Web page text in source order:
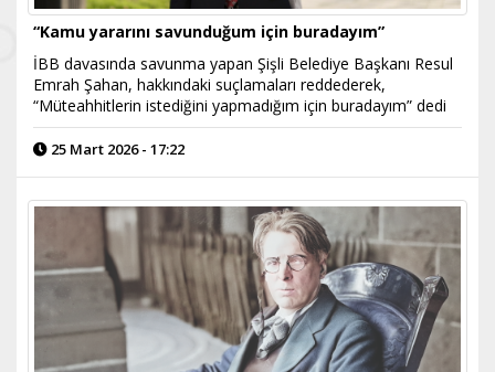
“Kamu yararını savunduğum için buradayım”
İBB davasında savunma yapan Şişli Belediye Başkanı Resul
Emrah Şahan, hakkındaki suçlamaları reddederek,
“Müteahhitlerin istediğini yapmadığım için buradayım” dedi
25 Mart 2026 - 17:22